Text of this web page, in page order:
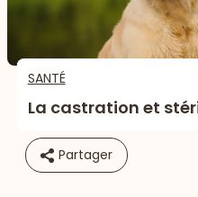
SANTÉ
La castration et
Partager